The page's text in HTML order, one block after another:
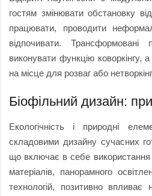
гостям змінювати обстановку
працювати, проводити
відпочивати.
виконувати функцію коворкінгу,
на місце для розваг або
Біофільний дизайн:
Екологічність і природні
складовими дизайну сучасних
що включає в себе
матеріалів, панорамного
технологій, позитивно впливає